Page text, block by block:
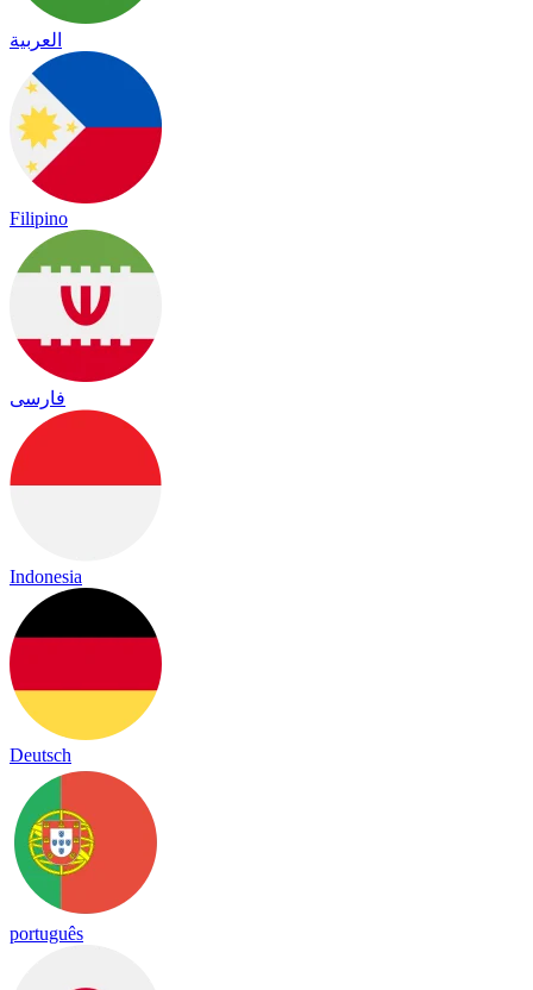
العربية
Filipino
فارسی
Indonesia
Deutsch
português